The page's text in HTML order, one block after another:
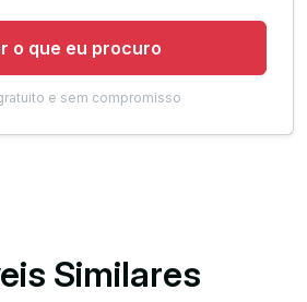
o que eu procuro
e sem compromisso
Similares